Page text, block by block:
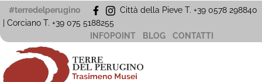
Vai
al
#terredelperugino
Città della Pieve T. +39 0578 298840
| Corciano T. +39 075 5188255
INFOPOINT
BLOG CONTATTI